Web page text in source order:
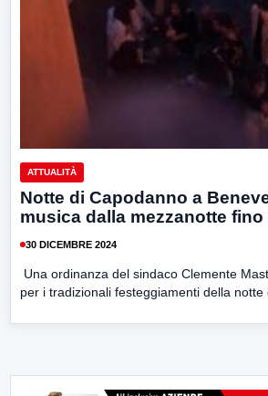
ATTUALITÀ
Notte di Capodanno a
musica dalla mezzanotte fino
30 DICEMBRE 2024
Una ordinanza del sindaco Clemente
per i tradizionali festeggiamenti della